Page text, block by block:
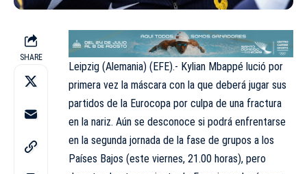
SHARE
Leipzig (Alemania) (EFE).- Kylian Mbappé lució por
primera vez la máscara con la que deberá jugar sus
partidos de la Eurocopa por culpa de una fractura
en la nariz. Aún se desconoce si podrá enfrentarse
en la segunda jornada de la fase de grupos a los
Países Bajos (este viernes, 21.00 horas), pero